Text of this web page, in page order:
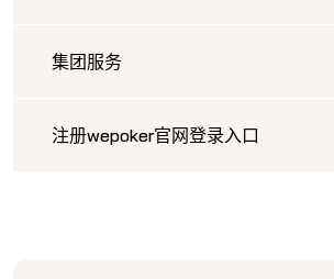
集团服务
注册wepoker官网登录入口